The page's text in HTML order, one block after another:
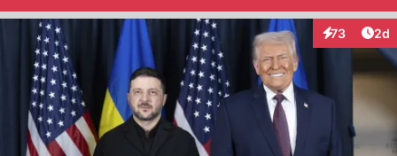
73
Interaktionen
2d